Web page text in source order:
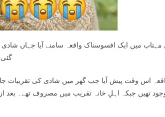
مہتاب میں ایک افسوسناک واقعہ سامنے آیا جہاں
اس وقت پیش آیا جب گھر میں شادی کی تقریبات
تھیں جبکہ اہلِ خانہ تقریب میں مصروف تھے۔ بعد